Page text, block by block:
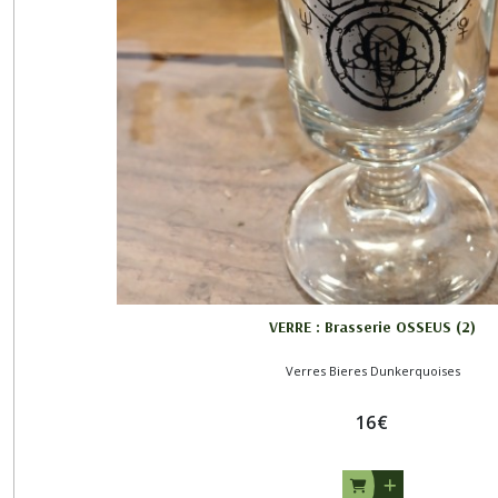
VERRE : Brasserie OSSEUS (2)
Verres Bieres Dunkerquoises
16€